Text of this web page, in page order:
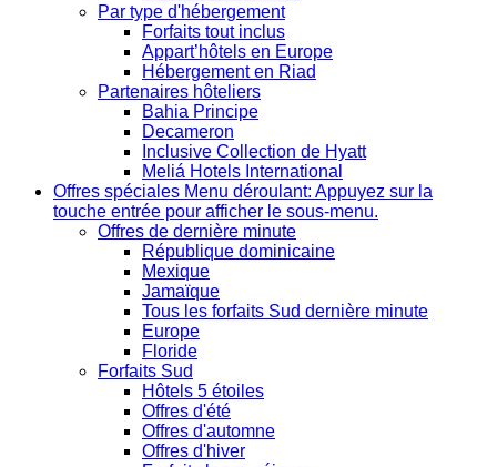
Par type d'hébergement
Forfaits tout inclus
Appart’hôtels en Europe
Hébergement en Riad
Partenaires hôteliers
Bahia Principe
Decameron
Inclusive Collection de Hyatt
Meliá Hotels International
Offres spéciales Menu déroulant: Appuyez sur la
touche entrée pour afficher le sous-menu.
Offres de dernière minute
République dominicaine
Mexique
Jamaïque
Tous les forfaits Sud dernière minute
Europe
Floride
Forfaits Sud
Hôtels 5 étoiles
Offres d'été
Offres d'automne
Offres d'hiver